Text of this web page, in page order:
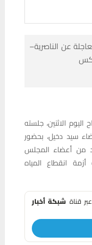
عن الناصرية–
الاثنين، جلسته
سيد دخيل، بحضور
من أعضاء المجلس
أزمة انقطاع المياه
قناة شبكة أخبار